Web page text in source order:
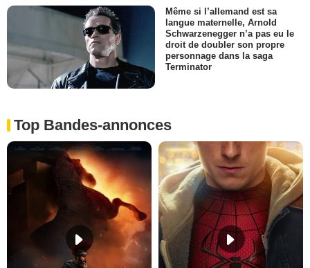
Même si l’allemand est sa
langue maternelle, Arnold
Schwarzenegger n’a pas eu le
droit de doubler son propre
personnage dans la saga
Terminator
Top Bandes-annonces